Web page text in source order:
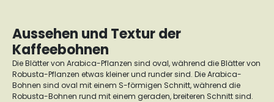
Aussehen und Textur der
Kaffeebohnen
Die Blätter von Arabica-Pflanzen sind oval, während die Blätter von
Robusta-Pflanzen etwas kleiner und runder sind. Die Arabica-
Bohnen sind oval mit einem S-förmigen Schnitt, während die
Robusta-Bohnen rund mit einem geraden, breiteren Schnitt sind.